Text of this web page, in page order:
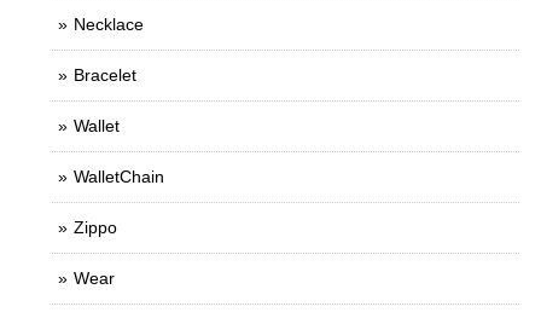
Necklace
Bracelet
Wallet
WalletChain
Zippo
Wear